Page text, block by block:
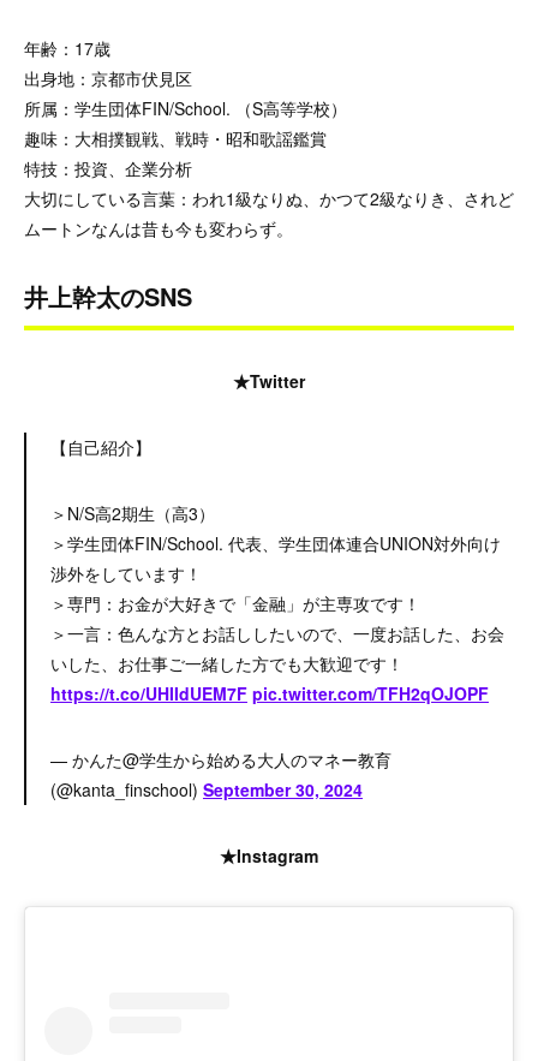
年齢：17歳
出身地：京都市伏見区
所属：学生団体FIN/School. （S高等学校）
趣味：大相撲観戦、戦時・昭和歌謡鑑賞
特技：投資、企業分析
大切にしている言葉：われ1級なりぬ、かつて2級なりき、されど
ムートンなんは昔も今も変わらず。
井上幹太のSNS
★Twitter
【自己紹介】
＞N/S高2期生（高3）
＞学生団体FIN/School. 代表、学生団体連合UNION対外向け
渉外をしています！
＞専門：お金が大好きで「金融」が主専攻です！
＞一言：色んな方とお話ししたいので、一度お話した、お会
いした、お仕事ご一緒した方でも大歓迎です！
https://t.co/UHIIdUEM7F pic.twitter.com/TFH2qOJOPF
— かんた@学生から始める大人のマネー教育
(@kanta_finschool) September 30, 2024
★Instagram